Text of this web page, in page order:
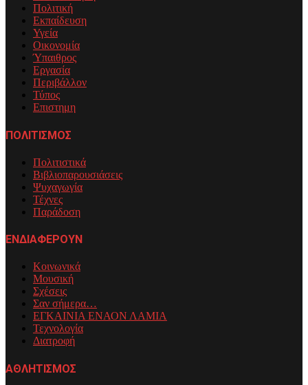
Πολιτική
Εκπαίδευση
Υγεία
Οικονομία
Ύπαιθρος
Εργασία
Περιβάλλον
Τύπος
Επιστημη
ΠΟΛΙΤΙΣΜΟΣ
Πολιτιστικά
Βιβλιοπαρουσιάσεις
Ψυχαγωγία
Τέχνες
Παράδοση
ΕΝΔΙΑΦΕΡΟΥΝ
Κοινωνικά
Μουσική
Σχέσεις
Σαν σήμερα…
ΕΓΚΑΙΝΙΑ ΕΝΑΟΝ ΛΑΜΙΑ
Τεχνολογία
Διατροφή
ΑΘΛΗΤΙΣΜΟΣ